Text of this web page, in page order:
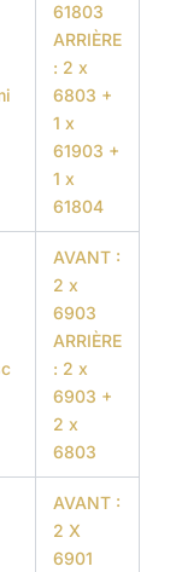
61803
ARRIÈRE
: 2 x
6803 +
1 x
61903 +
1 x
61804
AVANT :
2 x
6903
ARRIÈRE
: 2 x
6903 +
2 x
6803
AVANT :
2 X
6901